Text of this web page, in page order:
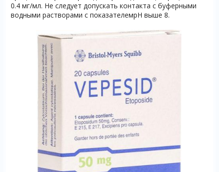
0.4 мг/мл. Не следует допускать контакта с буферными
водными растворами с показателемpH выше 8.